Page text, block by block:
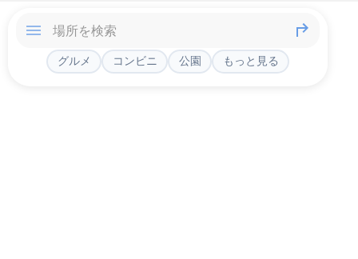
グルメ コンビニ 公園 もっと見る